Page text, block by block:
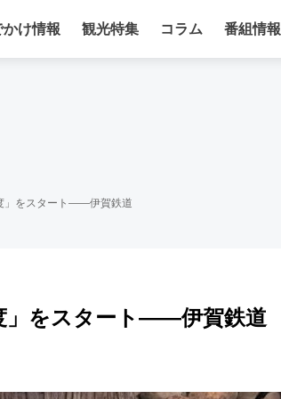
かけ情報 観光特集 コラム 番組情報
」をスタート――伊賀鉄道
」をスタート――伊賀鉄道